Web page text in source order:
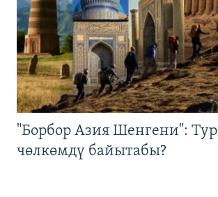
"Борбор Азия Шенгени":
чөлкөмдү байытабы?